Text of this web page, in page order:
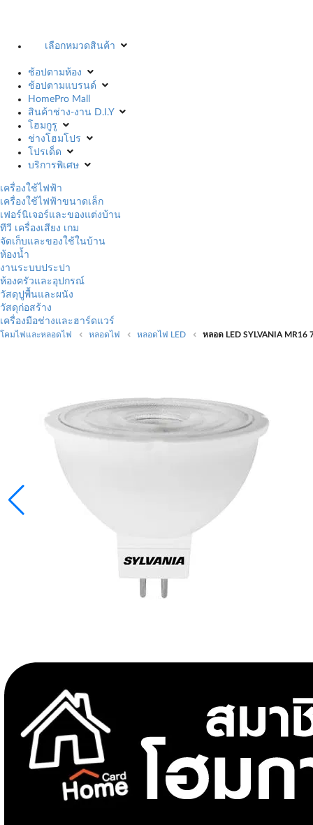
เลือกหมวดสินค้า
ช้อปตามห้อง
ช้อปตามแบรนด์
HomePro Mall
สินค้าช่าง-งาน D.I.Y
โฮมกูรู
ช่างโฮมโปร
โปรเด็ด
บริการพิเศษ
เครื่องใช้ไฟฟ้า
เครื่องใช้ไฟฟ้าขนาดเล็ก
เฟอร์นิเจอร์และของแต่งบ้าน
ทีวี เครื่องเสียง เกม
จัดเก็บและของใช้ในบ้าน
ห้องน้ำ
งานระบบประปา
ห้องครัวและอุปกรณ์
วัสดุปูพื้นและผนัง
วัสดุก่อสร้าง
เครื่องมือช่างและฮาร์ดแวร์
โคมไฟและหลอดไฟ หลอดไฟ หลอดไฟ LED หลอด LED SYLVANIA